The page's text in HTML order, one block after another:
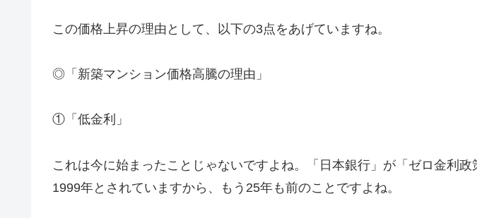
この価格上昇の理由として、以下の3点をあげていますね。
◎「新築マンション価格高騰の理由」
①「低金利」
これは今に始まったことじゃないですよね。「日本銀行」が「ゼロ金利
1999年とされていますから、もう25年も前のことですよね。